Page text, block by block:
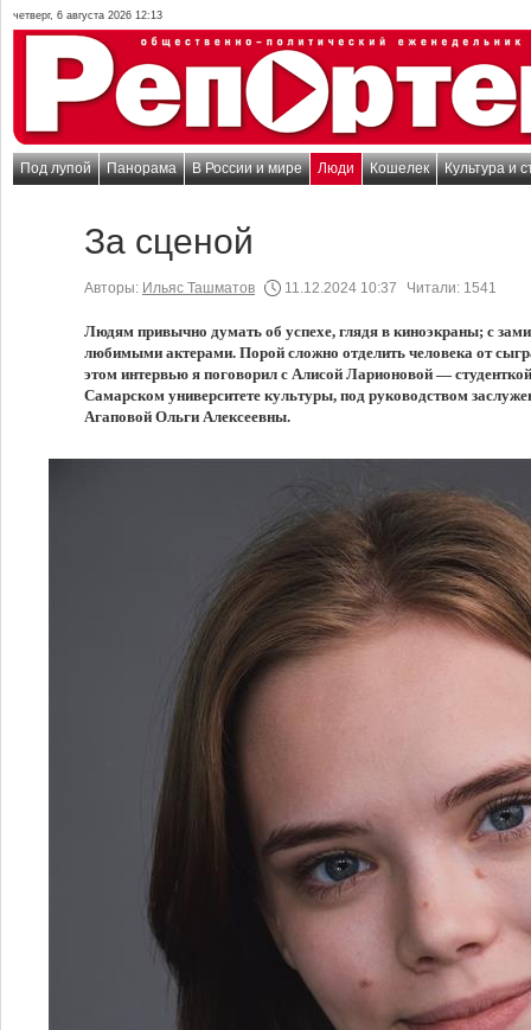
четверг, 6 августа 2026 12:13
Под лупой Панорама В России и мире Люди Кошелек Культура и
За сценой
Авторы: Ильяс Ташматов 11.12.2024 10:37 Читали: 1541
Людям привычно думать об успехе, глядя в киноэкраны; с
любимыми актерами. Порой сложно отделить человека от
этом интервью я поговорил с Алисой Ларионовой —
Самарском университете культуры, под руководством
Агаповой Ольги Алексеевны.